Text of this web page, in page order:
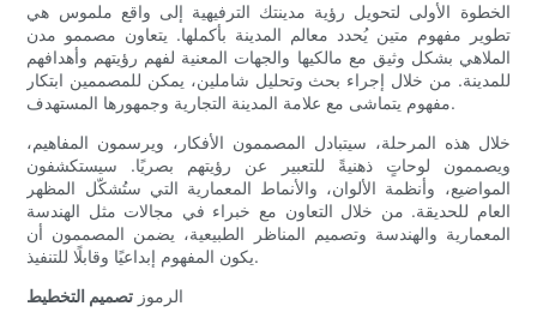
الخطوة الأولى لتحويل رؤية مدينتك الترفيهية إلى واقع ملموس هي
تطوير مفهوم متين يُحدد معالم المدينة بأكملها. يتعاون مصممو مدن
الملاهي بشكل وثيق مع مالكيها والجهات المعنية لفهم رؤيتهم وأهدافهم
للمدينة. من خلال إجراء بحث وتحليل شاملين، يمكن للمصممين ابتكار
مفهوم يتماشى مع علامة المدينة التجارية وجمهورها المستهدف.
خلال هذه المرحلة، سيتبادل المصممون الأفكار، ويرسمون المفاهيم،
ويصممون لوحاتٍ ذهنيةً للتعبير عن رؤيتهم بصريًا. سيستكشفون
المواضيع، وأنظمة الألوان، والأنماط المعمارية التي ستُشكّل المظهر
العام للحديقة. من خلال التعاون مع خبراء في مجالات مثل الهندسة
المعمارية والهندسة وتصميم المناظر الطبيعية، يضمن المصممون أن
يكون المفهوم إبداعيًا وقابلًا للتنفيذ.
الرموز تصميم التخطيط